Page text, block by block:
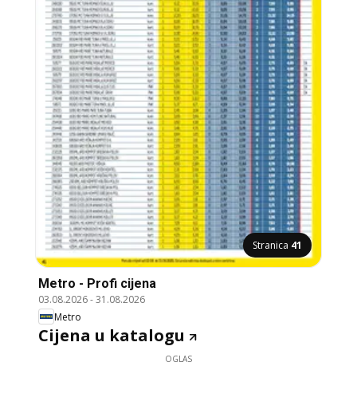
Stranica 41
Metro - Profi cijena
03.08.2026-31.08.2026
Metro
Cijena u katalogu
OGLAS